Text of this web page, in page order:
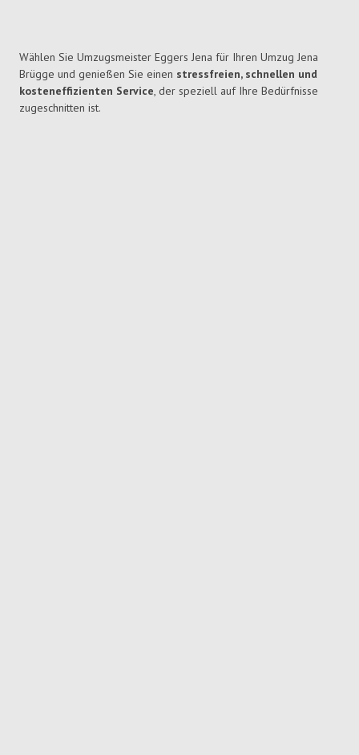
Wählen Sie Umzugsmeister Eggers Jena für Ihren Umzug Jena
Brügge und genießen Sie einen stressfreien, schnellen und
kosteneffizienten Service, der speziell auf Ihre Bedürfnisse
zugeschnitten ist.